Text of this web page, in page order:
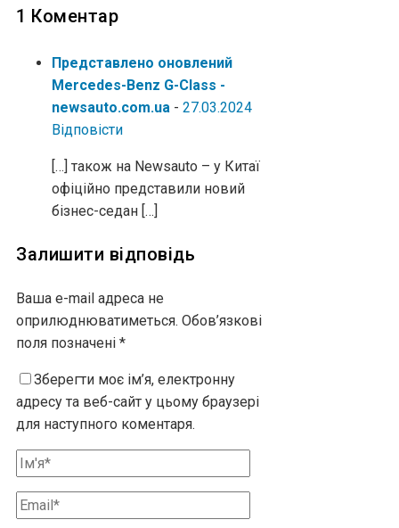
1 Коментар
Представлено оновлений
Mercedes-Benz G-Class -
newsauto.com.ua - 27.03.2024
Відповіcти
[…] також на Newsauto – у Китаї
офіційно представили новий
бізнес-седан […]
Залишити відповідь
Ваша e-mail адреса не
оприлюднюватиметься. Обов’язкові
поля позначені *
Зберегти моє ім’я, електронну
адресу та веб-сайт у цьому браузері
для наступного коментаря.